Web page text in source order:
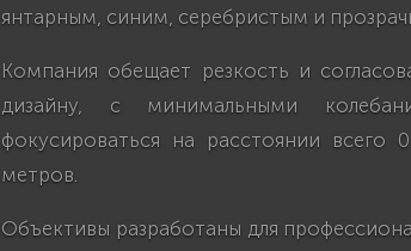
янтарным, синим, серебристым и
Компания обещает резкость и
дизайну, с минимальными
фокусироваться на расстоянии
метров.
Объективы разработаны для